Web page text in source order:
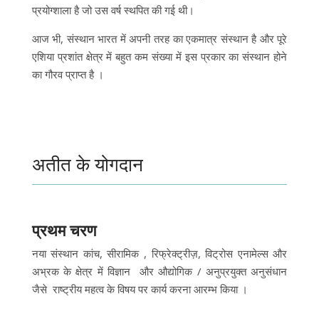
प्रयोग्शाला है जो उस वर्ष स्थपित की गई थी।
आज भी, संस्थान भारत में अपनी तरह का एकमात्र संस्थान है और पूरे
एशिया प्रशांत क्षेत्र में बहुत कम संख्या में इस प्रकार का संस्थान होने
का गौरव प्राप्त है ।
अतीत के योगदान
प्रथम चरण
नया संस्थान कांच, सीरामिक , रिफ्रेक्ट्रीज़, विट्रोस एनामेल्स और
अभ्रक के क्षेत्र में विज्ञान और औद्योगिक / अनुप्रयुक्त अनुसंधान
जैसे राष्ट्रीय महत्व के विषय पर कार्य करना आरम्भ किया ।